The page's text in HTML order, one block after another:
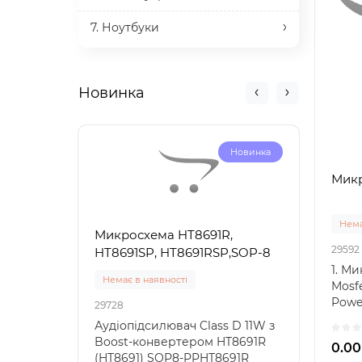
7. Ноутбуки
Новинка
Новинка
Микросхема HT8691R,
HT8691SP, HT8691RSP,SOP-8
Немає в наявності
29728
Аудіопідсилювач Class D 11W з
Boost-конвертером HT8691R
(HT8691) SOP8-PPHT8691R
29733
з
29592
1.